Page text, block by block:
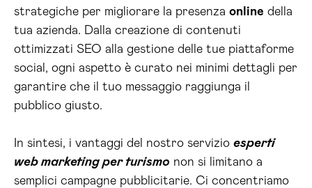
strategiche per migliorare la presenza online della
tua azienda. Dalla creazione di contenuti
ottimizzati SEO alla gestione delle tue piattaforme
social, ogni aspetto è curato nei minimi dettagli per
garantire che il tuo messaggio raggiunga il
pubblico giusto.
In sintesi, i vantaggi del nostro servizio esperti
web marketing per turismo non si limitano a
semplici campagne pubblicitarie. Ci concentriamo